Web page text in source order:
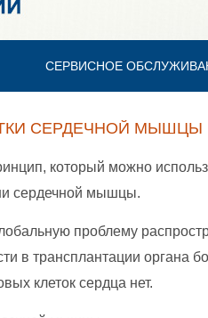
СЕРВИСНОЕ
СЕРДЕЧНОЙ МЫШЦЫ
который можно
сердечной мышцы.
проблему
в трансплантации органа
клеток сердца нет.